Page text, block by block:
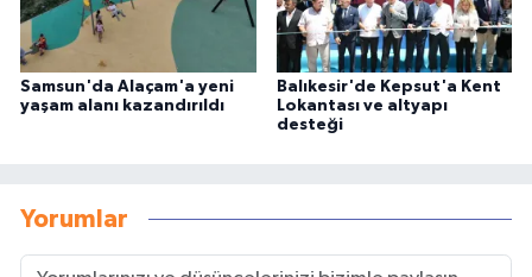
Samsun'da Alaçam'a yeni
yaşam alanı kazandırıldı
Balıkesir'de Kepsut'a Kent
Lokantası ve altyapı
desteği
Yorumlar